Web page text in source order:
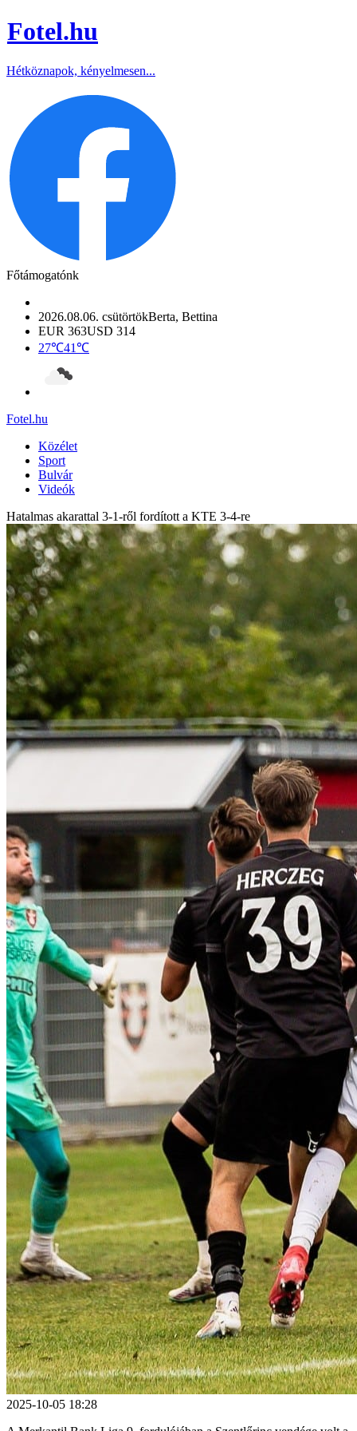
Fotel.hu
Hétköznapok, kényelmesen...
Főtámogatónk
2026.08.06. csütörtökBerta, Bettina
EUR 363USD 314
27℃41℃
Fotel.hu
Közélet
Sport
Bulvár
Videók
Hatalmas akarattal 3-1-ről fordított a KTE 3-4-re
2025-10-05 18:28